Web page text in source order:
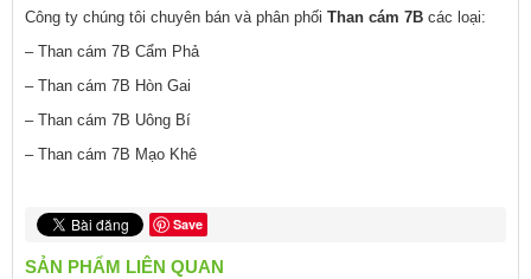
Công ty chúng tôi chuyên bán và phân phối Than cám 7B các loại:
– Than cám 7B Cẩm Phả
– Than cám 7B Hòn Gai
– Than cám 7B Uông Bí
– Than cám 7B Mạo Khê
Save
SẢN PHẨM LIÊN QUAN